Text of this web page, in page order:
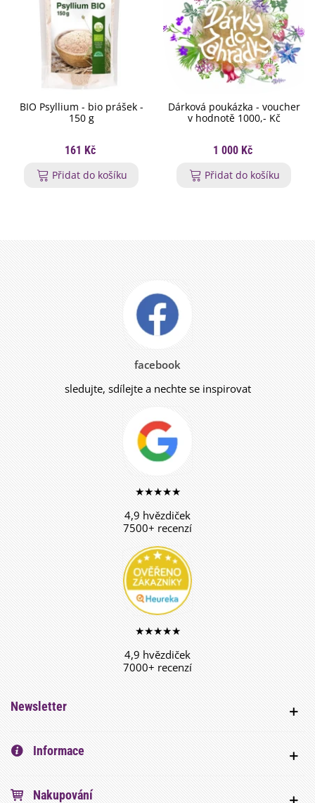
BIO Psyllium - bio prášek -
150 g
161 Kč
Přidat do košíku
Dárková poukázka - voucher
v hodnotě 1000,- Kč
1 000 Kč
Přidat do košíku
facebook
sledujte, sdílejte a nechte se inspirovat
★★★★★
4,9 hvězdiček
7500+ recenzí
★★★★★
4,9 hvězdiček
7000+ recenzí
Newsletter
Informace
Nakupování